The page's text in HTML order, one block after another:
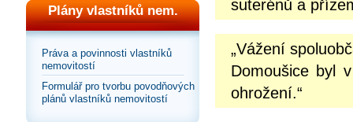
Plány vlastníků nem.
Práva a povinnosti vlastníků
nemovitostí
Formulář pro tvorbu povodňových
plánů vlastníků nemovitostí
suterénů a
„Vážení
Domoušice byl
ohrožení.“